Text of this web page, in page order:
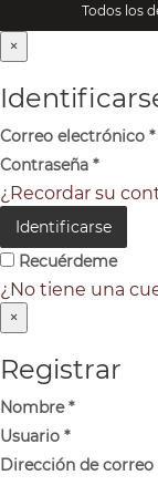
Todos los
×
Correo electrónico *
Contraseña *
¿Recordar su
Identificarse
Recuérdeme
¿No tiene una
×
Registrar
Nombre*
Usuario *
Dirección de